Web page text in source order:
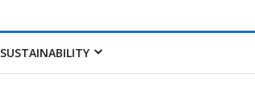
SUSTAINABILITY